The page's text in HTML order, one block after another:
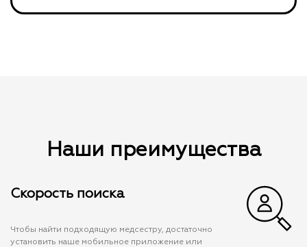
Наши преимущества
Скорость поиска
Чтобы найти подходящую медсестру, достаточно
установить наше мобильное приложение или